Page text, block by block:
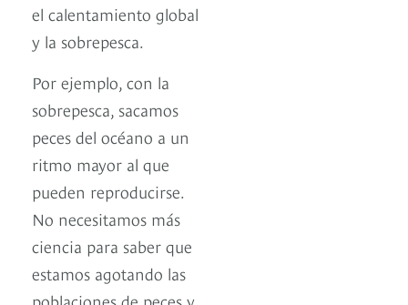
el calentamiento global
y la sobrepesca.
Por ejemplo, con la
sobrepesca, sacamos
peces del océano a un
ritmo mayor al que
pueden reproducirse.
No necesitamos más
ciencia para saber que
estamos agotando las
poblaciones de peces y